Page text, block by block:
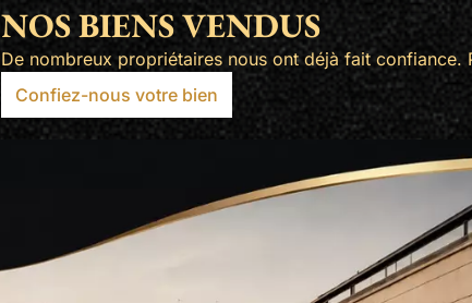
NOS BIENS VENDUS
De nombreux propriétaires nous ont déjà fait confiance.
Confiez-nous votre bien